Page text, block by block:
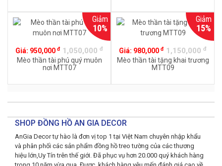
Giảm
10%
Giá: 950,000 đ 1,050,000 đ
Mèo thần tài phú quý muôn
nơi MTT07
Giảm
15%
Giá: 980,000 đ 1,150,000 đ
Mèo thần tài tặng khai trương
MTT09
SHOP ĐỒNG HỒ AN GIA DECOR
AnGia Decor tự hào là đơn vị top 1 tại Việt Nam chuyên nhập khẩu
và phân phối các sản phẩm đồng hồ treo tường của các thương
hiệu lớn,Uy Tín trên thế giới. Đã phục vụ hơn 20.000 quý khách hàng